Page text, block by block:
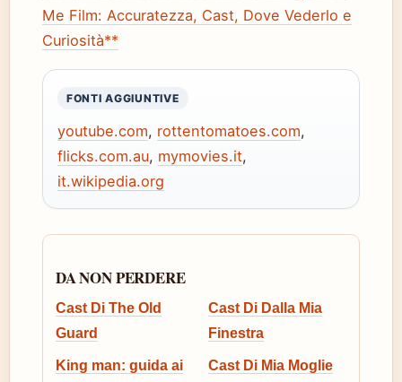
Me Film: Accuratezza, Cast, Dove Vederlo e
Curiosità**
FONTI AGGIUNTIVE
youtube.com, rottentomatoes.com,
flicks.com.au, mymovies.it,
it.wikipedia.org
DA NON PERDERE
Cast Di The Old
Guard
Cast Di Dalla Mia
Finestra
King man: guida ai
Cast Di Mia Moglie